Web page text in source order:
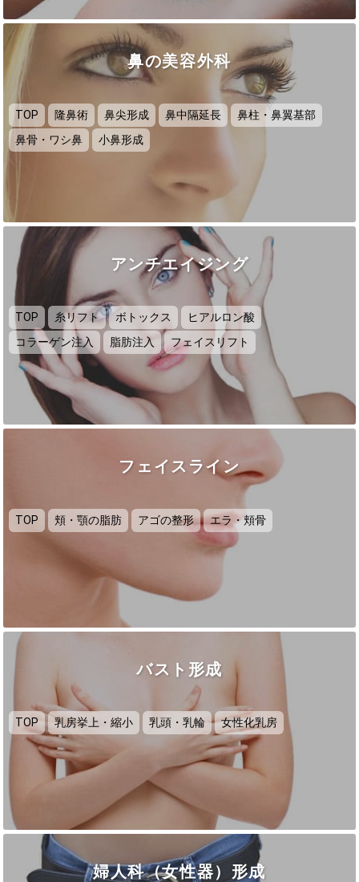
鼻の美容外科
TOP 隆鼻術 鼻尖形成 鼻中隔延長
鼻柱・鼻翼基部
鼻骨・ワシ鼻
小鼻形成
アンチエイジング
TOP 糸リフト ボトックス
ヒアルロン酸
コラーゲン注入
脂肪注入 フェイスリフト
フェイスライン
TOP 頬・顎の脂肪 アゴの整形 エラ・頬骨
バスト形成
TOP 乳房挙上・縮小 乳頭・乳輪 女性化乳房
婦人科（女性器）形成